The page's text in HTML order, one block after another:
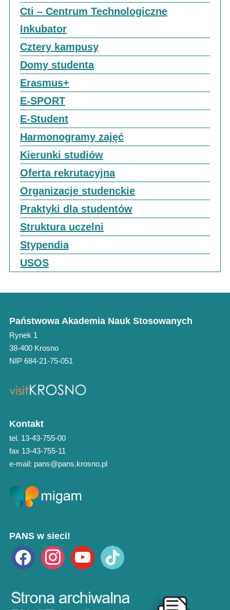
Cti – Centrum Technologiczne
Inkubator
Cztery kampusy
Domy studenta
Erasmus+
E-SPORT
E-Student
Harmonogramy zajęć
Kierunki studiów
Oferta rekrutacyjna
Organizacje studenckie
Praktyki dla studentów
Struktura uczelni
Stypendia
USOS
Państwowa Akademia Nauk Stosowanych
Rynek 1
38-400 Krosno
NIP 684-21-75-051
Kontakt
tel. 13-43-755-00
fax 13-43-755-11
e-mail: pans@pans.krosno.pl
PANS w sieci!
facebook instagramyoutube tiktok